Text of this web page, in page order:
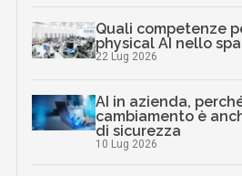
Quali competenze
physical AI nello
22 Lug 2026
AI in azienda,
cambiamento è
di sicurezza
10 Lug 2026